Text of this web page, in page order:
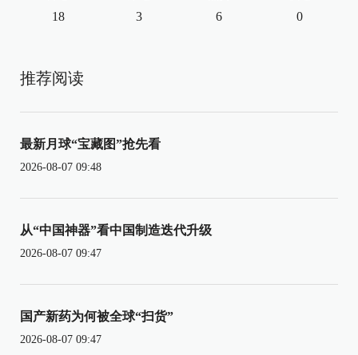
18 3 6 0
推荐阅读
最新月球“宝藏图”抢先看
2026-08-07 09:48
从“中国神器”看中国制造迭代升级
2026-08-07 09:47
国产新药为何被全球“扫货”
2026-08-07 09:47